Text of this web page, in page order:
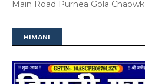
Main Road Purnea Gola Chaowk
HIMANI